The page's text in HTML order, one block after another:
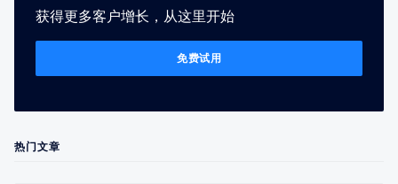
获得更多客户增长，从这里开始
免费试用
热门文章